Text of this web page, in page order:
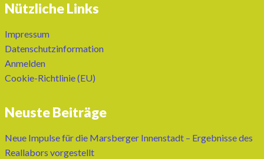
Nützliche Links
Impressum
Datenschutzinformation
Anmelden
Cookie-Richtlinie (EU)
Neuste Beiträge
Neue Impulse für die Marsberger Innenstadt – Ergebnisse des
Reallabors vorgestellt